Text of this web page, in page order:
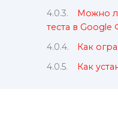
Можно
теста в
Как
Как